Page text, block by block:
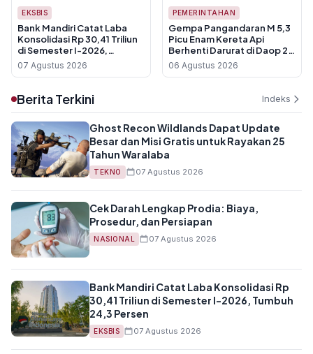
EKSBIS
Bank Mandiri Catat Laba
Konsolidasi Rp 30,41 Triliun
di Semester I-2026,
Tumbuh 24,3 Persen
07 Agustus 2026
PEMERINTAHAN
Gempa Pangandaran M 5,3
Picu Enam Kereta Api
Berhenti Darurat di Daop 2
Bandung
06 Agustus 2026
Berita Terkini Indeks
Ghost Recon Wildlands Dapat Update
Besar dan Misi Gratis untuk Rayakan 25
Tahun Waralaba
TEKNO 07 Agustus 2026
Cek Darah Lengkap Prodia: Biaya,
Prosedur, dan Persiapan
NASIONAL 07 Agustus 2026
Bank Mandiri Catat Laba Konsolidasi Rp
30,41 Triliun di Semester I-2026, Tumbuh
24,3 Persen
EKSBIS 07 Agustus 2026